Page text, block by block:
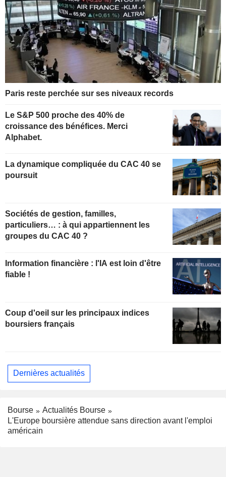
Paris reste perchée sur ses niveaux records
Le S&P 500 proche des 40% de
croissance des bénéfices. Merci
Alphabet.
La dynamique compliquée du CAC 40 se
poursuit
Sociétés de gestion, familles,
particuliers… : à qui appartiennent les
groupes du CAC 40 ?
Information financière : l'IA est loin d'être
fiable !
Coup d'oeil sur les principaux indices
boursiers français
Dernières actualités
Bourse
Actualités Bourse
L'Europe boursière attendue sans direction avant l'emploi
américain